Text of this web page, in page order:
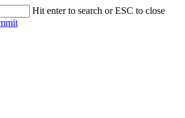
Hit enter to search or ESC to close